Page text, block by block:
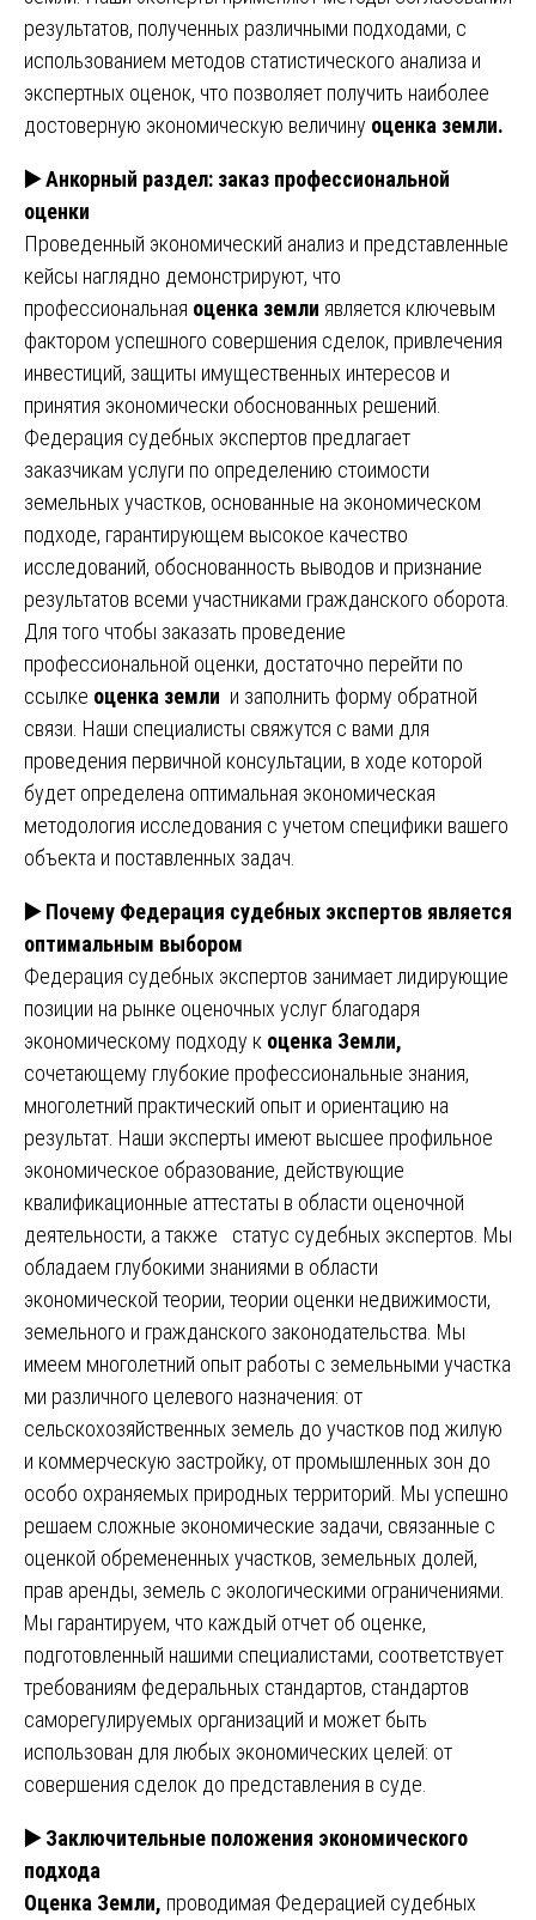
результатов, полученных различными подходами, с
использованием методов статистического анализа и
экспертных оценок, что позволяет получить наиболее
достоверную экономическую величину оценка земли.
▶️Анкорный раздел: заказ профессиональной
оценки
Проведенный экономический анализ и представленные
кейсы наглядно демонстрируют, что
профессиональная оценка земли является ключевым
фактором успешного совершения сделок, привлечения
инвестиций, защиты имущественных интересов и
принятия экономически обоснованных решений.
Федерация судебных экспертов предлагает
заказчикам услуги по определению стоимости
земельных участков, основанные на экономическом
подходе, гарантирующем высокое качество
исследований, обоснованность выводов и признание
результатов всеми участниками гражданского оборота.
Для того чтобы заказать проведение
профессиональной оценки, достаточно перейти по
ссылке оценка земли и заполнить форму обратной
связи. Наши специалисты свяжутся с вами для
проведения первичной консультации, в ходе которой
будет определена оптимальная экономическая
методология исследования с учетом специфики вашего
объекта и поставленных задач.
▶️Почему Федерация судебных экспертов является
оптимальным выбором
Федерация судебных экспертов занимает лидирующие
позиции на рынке оценочных услуг благодаря
экономическому подходу к оценка Земли,
сочетающему глубокие профессиональные знания,
многолетний практический опыт и ориентацию на
результат. Наши эксперты имеют высшее профильное
экономическое образование, действующие
квалификационные аттестаты в области оценочной
деятельности, а также статус судебных экспертов. Мы
обладаем глубокими знаниями в области
экономической теории, теории оценки недвижимости,
земельного и гражданского законодательства. Мы
имеем многолетний опыт работы с земельными участка
ми различного целевого назначения: от
сельскохозяйственных земель до участков под жилую
и коммерческую застройку, от промышленных зон до
особо охраняемых природных территорий. Мы успешно
решаем сложные экономические задачи, связанные с
оценкой обремененных участков, земельных долей,
прав аренды, земель с экологическими ограничениями.
Мы гарантируем, что каждый отчет об оценке,
подготовленный нашими специалистами, соответствует
требованиям федеральных стандартов, стандартов
саморегулируемых организаций и может быть
использован для любых экономических целей: от
совершения сделок до представления в суде.
▶️Заключительные положения экономического
подхода
Оценка Земли, проводимая Федерацией судебных